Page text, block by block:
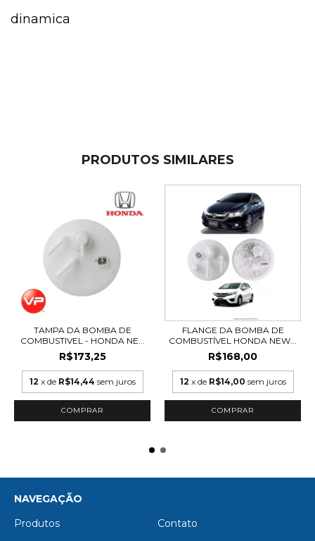
dinamica
PRODUTOS SIMILARES
TAMPA DA BOMBA DE
COMBUSTIVEL - HONDA NE...
R$173,25
12 x de R$14,44 sem juros
FLANGE DA BOMBA DE
COMBUSTÍVEL HONDA NEW...
R$168,00
12 x de R$14,00 sem juros
NAVEGAÇÃO
Produtos
Contato